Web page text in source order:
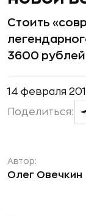
Стоить
3600 рублей
14 февраля
Поделиться:
Автор:
Олег Овечкин